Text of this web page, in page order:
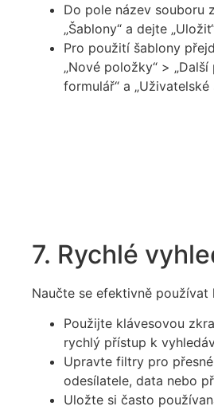
Do pole název souboru
„Šablony“ a dejte
Pro použití šablony
„Nové položky“ >
formulář“ a „Uživatelské
7. Rychlé
Naučte se efektivně používat
Použijte klávesovou
rychlý přístup k
Upravte filtry pro
odesílatele, data nebo
Uložte si často